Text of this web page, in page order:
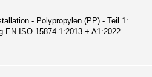
- Polypropylen (PP) - Teil 1:
EN ISO 15874-1:2013 + A1:2022